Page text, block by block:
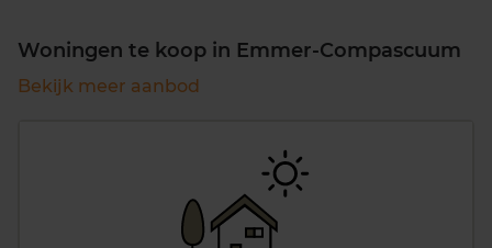
Woningen te koop in Emmer-Compascuum
Bekijk meer aanbod